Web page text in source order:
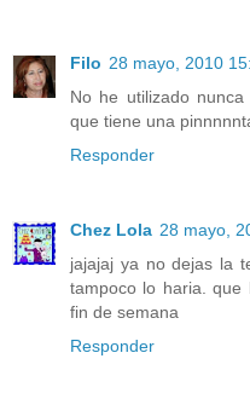
Filo 28 mayo, 2010
No he utilizado
que tiene una
Responder
Chez Lola 28 mayo,
jajajaj ya no dejas la
tampoco lo haria. que
fin de semana
Responder